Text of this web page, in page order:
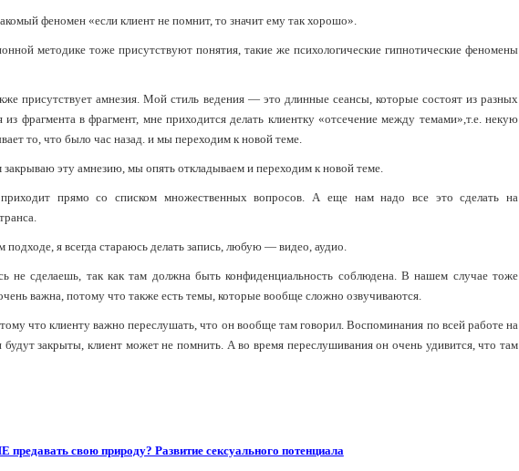
феномен «если клиент не помнит, то значит ему так хорошо».
методике тоже присутствуют понятия, такие же психологические гипнотические феномены
присутствует амнезия. Мой стиль ведения — это длинные сеансы, которые состоят из разных
из фрагмента в фрагмент, мне приходится делать клиентку «отсечение между темами»,т.е. некую
то, что было час назад. и мы переходим к новой теме.
закрываю эту амнезию, мы опять откладываем и переходим к новой теме.
прямо со списком множественных вопросов. А еще нам надо все это сделать на
подходе, я всегда стараюсь делать запись, любую — видео, аудио.
не сделаешь, так как там должна быть конфиденциальность соблюдена. В нашем случае тоже
важна, потому что также есть темы, которые вообще сложно озвучиваются.
что клиенту важно переслушать, что он вообще там говорил. Воспоминания по всей работе на
будут закрыты, клиент может не помнить. А во время переслушивания он очень удивится, что там
предавать свою природу? Развитие сексуального потенциала